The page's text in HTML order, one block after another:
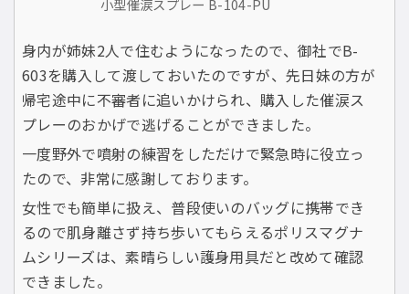
小型催涙スプレー B-104-PU
身内が姉妹2人で住むようになったので、御社でB-
603を購入して渡しておいたのですが、先日妹の方が
帰宅途中に不審者に追いかけられ、購入した催涙ス
プレーのおかげで逃げることができました。
一度野外で噴射の練習をしただけで緊急時に役立っ
たので、非常に感謝しております。
女性でも簡単に扱え、普段使いのバッグに携帯でき
るので肌身離さず持ち歩いてもらえるポリスマグナ
ムシリーズは、素晴らしい護身用具だと改めて確認
できました。